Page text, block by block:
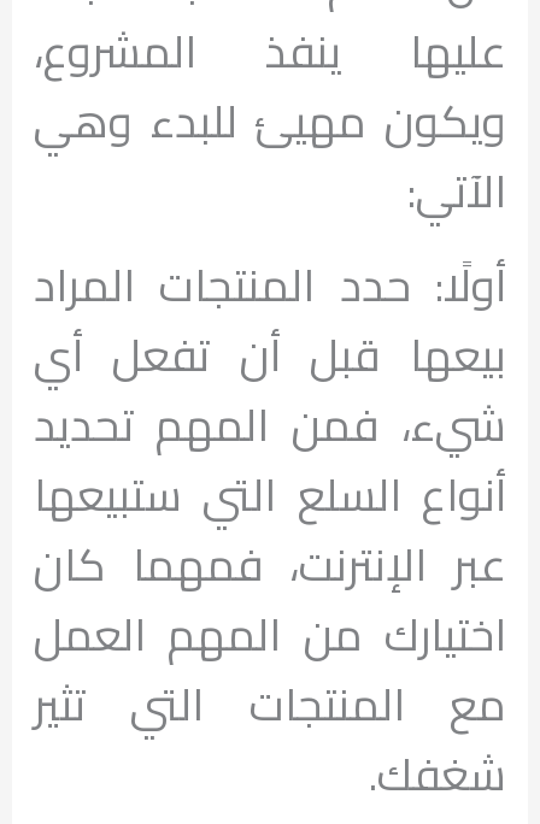
عليها ينفذ المشروع،
ويكون مهيئ للبدء وهي
الآتي:
أولًا: حدد المنتجات المراد
بيعها قبل أن تفعل أي
شيء، فمن المهم تحديد
أنواع السلع التي ستبيعها
عبر الإنترنت، فمهما كان
اختيارك من المهم العمل
مع المنتجات التي تثير
شغفك.